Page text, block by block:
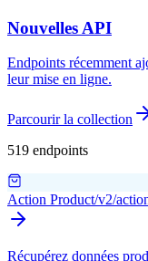
Nouvelles API
Endpoints récemment
leur mise en ligne.
Parcourir la collection
519 endpoints
Action Product/v2/
Récupérez données